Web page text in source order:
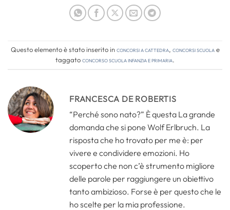
Questo elemento è stato inserito inConcorsi a cattedra, Concorsi Scuolae
taggatoconcorso scuola infanzia e primaria.
FRANCESCA DE ROBERTIS
“Perché sono nato?” È questa La grande
domanda che si pone Wolf Erlbruch. La
risposta che ho trovato per me è: per
vivere e condividere emozioni. Ho
scoperto che non c’è strumento migliore
delle parole per raggiungere un obiettivo
tanto ambizioso. Forse è per questo che le
ho scelte per la mia professione.